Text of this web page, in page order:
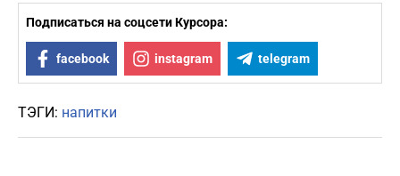
Подписаться на соцсети Курсора:
facebook instagram telegram
ТЭГИ: напитки